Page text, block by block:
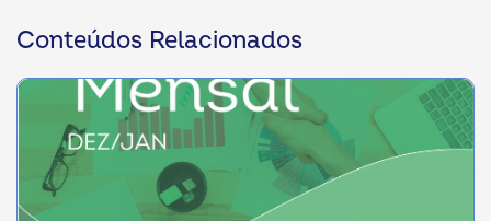
Conteúdos Relacionados